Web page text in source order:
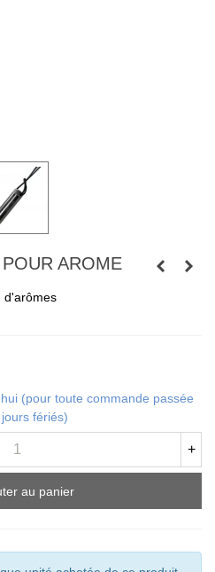
AROME
d'arômes
(pour toute commande passée
fériés)
+
au panier